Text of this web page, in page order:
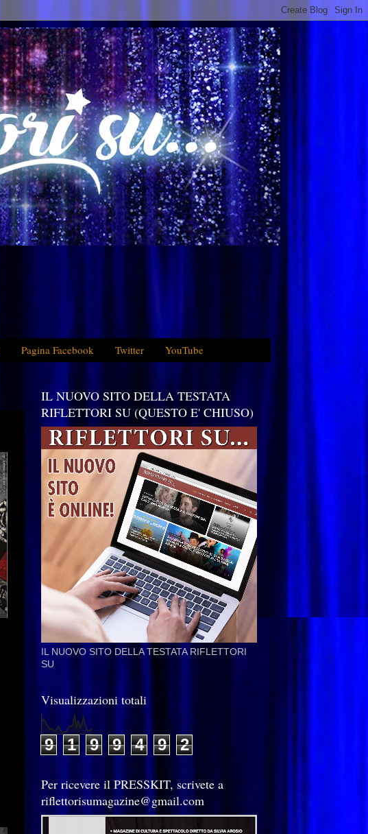
Pagina Facebook Twitter YouTube
IL NUOVO SITO DELLA TESTATA
RIFLETTORI SU (QUESTO E' CHIUSO)
IL NUOVO SITO DELLA TESTATA RIFLETTORI
SU
Visualizzazioni totali
9 1 9 9 4 9 2
Per ricevere il PRESSKIT, scrivete a
riflettorisumagazine@gmail.com